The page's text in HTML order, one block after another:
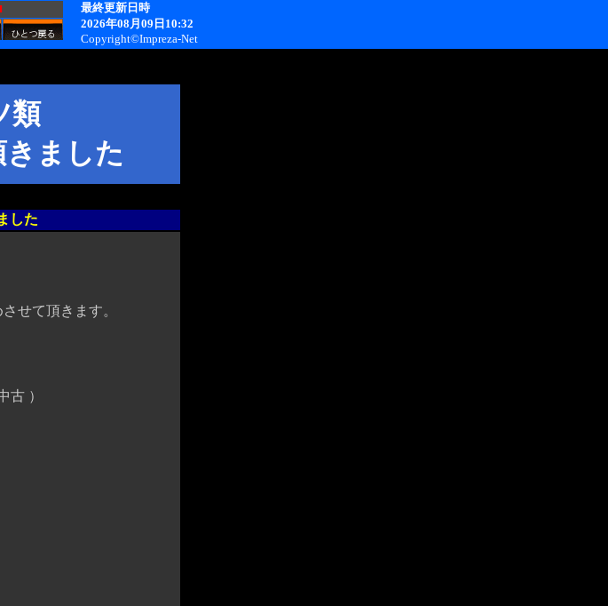
類
ました
した
せて頂きます。
）